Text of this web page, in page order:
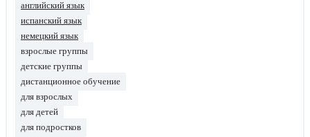
английский язык
испанский язык
немецкий язык
взрослые группы
детские группы
дистанционное обучение
для взрослых
для детей
для подростков